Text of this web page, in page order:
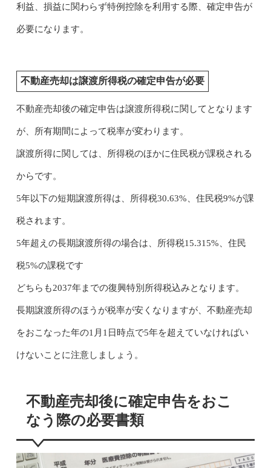
利益、損益に関わらず特例控除を利用する際、確定申告が
必要になります。
不動産売却は譲渡所得税の確定申告が必要
不動産売却後の確定申告は譲渡所得税に関してとなります
が、所有期間によって税率が変わります。
譲渡所得に関しては、所得税のほかに住民税が課税される
からです。
5年以下の短期譲渡所得は、所得税30.63%、住民税9%が課
税されます。
5年超えの長期譲渡所得の場合は、所得税15.315%、住民
税5%の課税です
どちらも2037年までの復興特別所得税込みとなります。
長期譲渡所得のほうが税率が安くなりますが、不動産売却
をおこなった年の1月1日時点で5年を超えていなければい
けないことに注意しましょう。
不動産売却後に確定申告をおこ
なう際の必要書類